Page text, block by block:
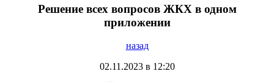
Решение всех вопросов ЖКХ в одном
приложении
назад
02.11.2023 в 12:20